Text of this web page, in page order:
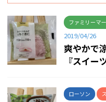
ファミリーマ
2019/04/26
爽やかで
『スイー
ローソン